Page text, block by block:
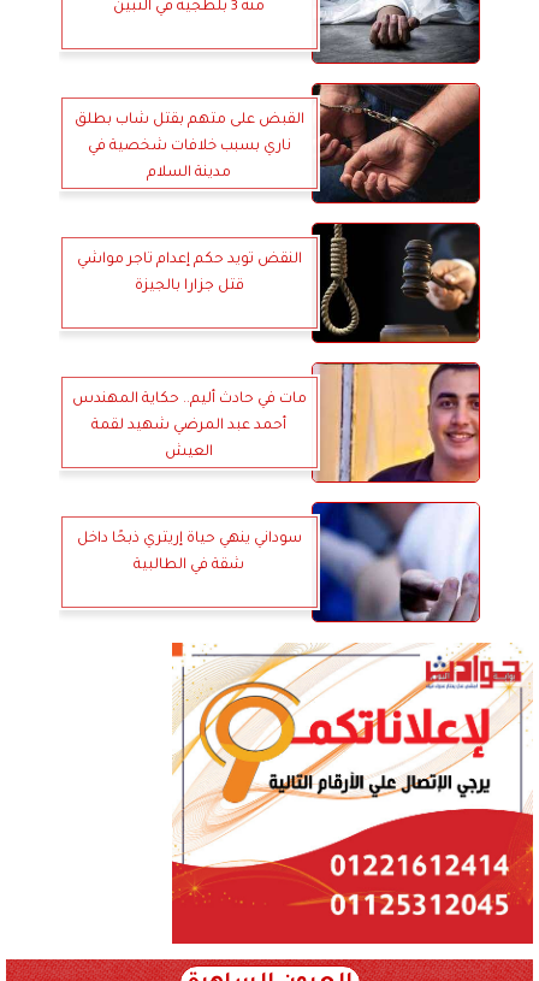
منه 3 بلطجية في التبين
القبض على متهم بقتل شاب بطلق
ناري بسبب خلافات شخصية في
مدينة السلام
النقض تويد حكم إعدام تاجر مواشي
قتل جزارا بالجيزة
مات في حادث أليم.. حكاية المهندس
أحمد عبد المرضي شهيد لقمة
العيش
سوداني ينهي حياة إريتري ذبحًا داخل
شقة في الطالبية